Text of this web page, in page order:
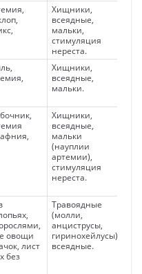
Хищники,
всеядные,
мальки,
стимуляция
нереста.
Хищники,
всеядные,
мальки.
Хищники,
всеядные,
мальки
(науплии
артемии),
стимуляция
нереста.
овощи
лист
без
Травоядные
(молли,
анциструсы,
гиринохейлусы),
всеядные.